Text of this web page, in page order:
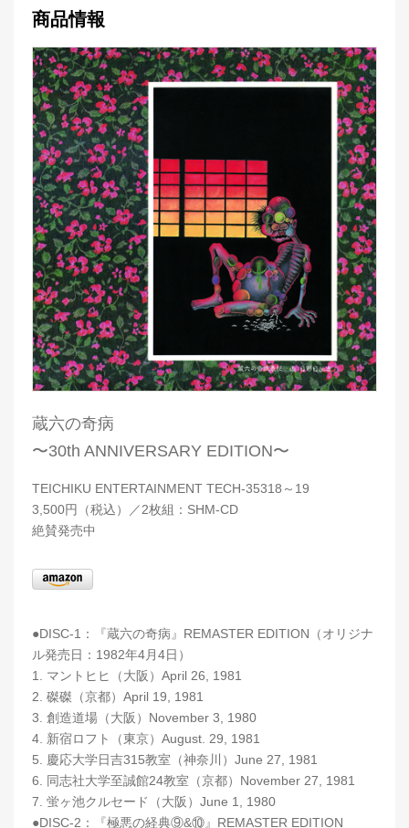
商品情報
蔵六の奇病
〜30th ANNIVERSARY EDITION〜
TEICHIKU ENTERTAINMENT TECH-35318～19
3,500円（税込）／2枚組：SHM-CD
絶賛発売中
●DISC-1：『蔵六の奇病』REMASTER EDITION（オリジナ
ル発売日：1982年4月4日）
1. マントヒヒ（大阪）April 26, 1981
2. 磔磔（京都）April 19, 1981
3. 創造道場（大阪）November 3, 1980
4. 新宿ロフト（東京）August. 29, 1981
5. 慶応大学日吉315教室（神奈川）June 27, 1981
6. 同志社大学至誠館24教室（京都）November 27, 1981
7. 蛍ヶ池クルセード（大阪）June 1, 1980
●DISC-2：『極悪の経典⑨&⑩』REMASTER EDITION